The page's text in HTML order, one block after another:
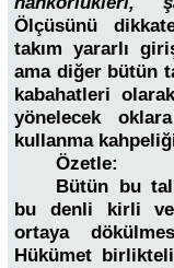
Ölçüsünü
takım yararlı
ama diğer bütün
kabahatleri
yönelecek
kullanma
Özetle:
Bütün bu
bu denli kirli ve
ortaya
Hükümet